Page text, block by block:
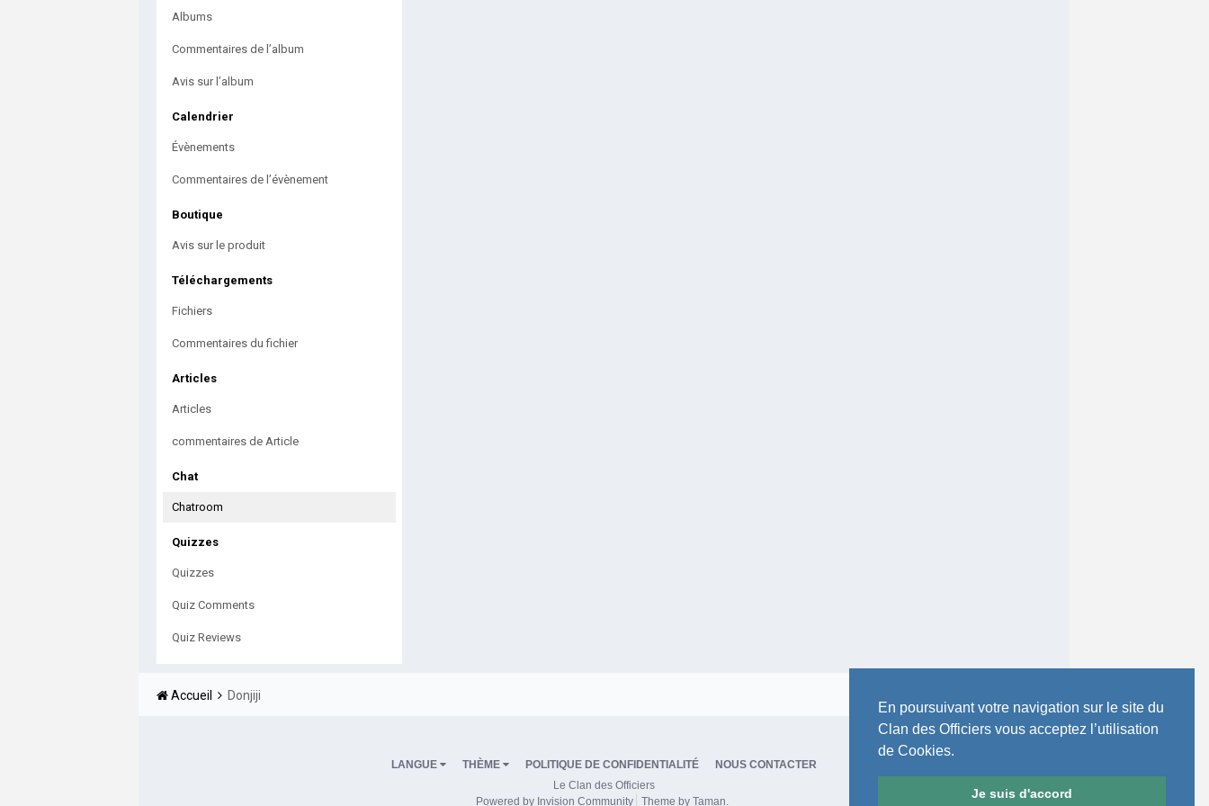
En poursuivant votre navigation sur le site du
Clan des Officiers vous acceptez l’utilisation
de Cookies.
Je suis d'accord
Albums
Commentaires de l’album
Avis sur l’album
Calendrier
Évènements
Commentaires de l’évènement
Boutique
Avis sur le produit
Téléchargements
Fichiers
Commentaires du fichier
Articles
Articles
commentaires de Article
Chat
Chatroom
Quizzes
Quizzes
Quiz Comments
Quiz Reviews
Accueil Donjiji
LANGUE THÈME POLITIQUE DE CONFIDENTIALITÉ
NOUS CONTACTER
Le Clan des Officiers
Powered by Invision Community
Theme by Taman.